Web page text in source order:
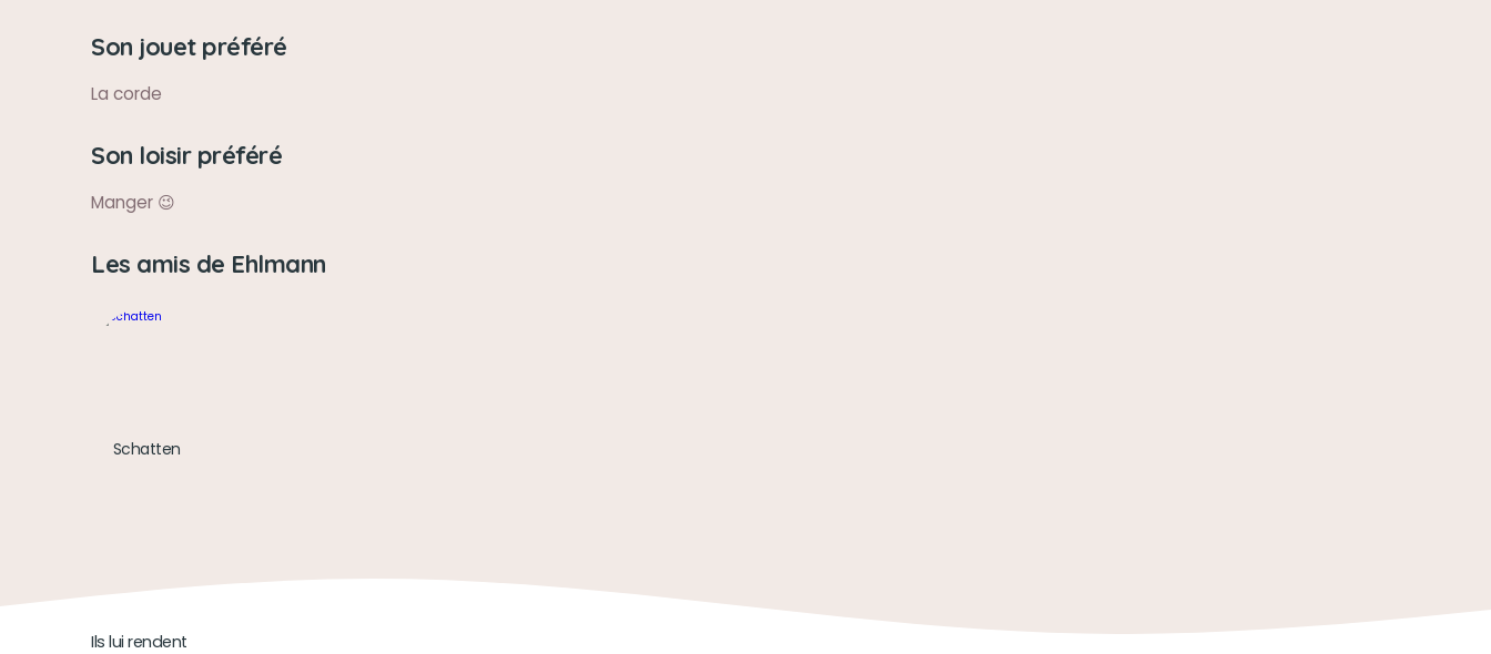
Son jouet préféré
La corde
Son loisir préféré
Manger 😉
Les amis de Ehlmann
Schatten
Ils lui rendent